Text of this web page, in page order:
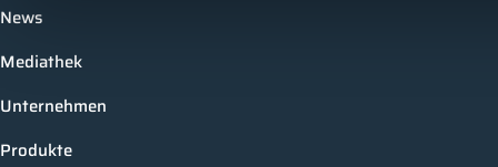
News
Mediathek
Unternehmen
Produkte